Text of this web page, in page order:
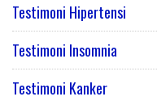
Testimoni Hipertensi
Testimoni Insomnia
Testimoni Kanker